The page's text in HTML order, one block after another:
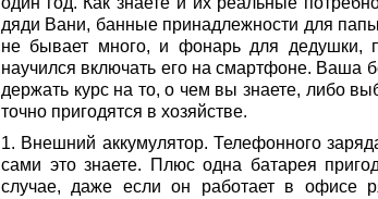
дяди Вани, банные принадлежности для
не бывает много, и фонарь для дедушки,
научился включать его на смартфоне. Ваша
держать курс на то, о чем вы знаете, либо
точно пригодятся в хозяйстве.
1. Внешний аккумулятор. Телефонного
сами это знаете. Плюс одна батарея
случае, даже если он работает в офисе